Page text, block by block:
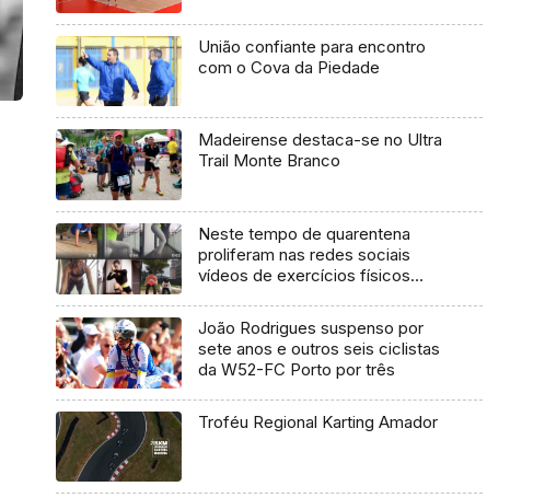
União confiante para encontro
com o Cova da Piedade
Madeirense destaca-se no Ultra
Trail Monte Branco
Neste tempo de quarentena
proliferam nas redes sociais
vídeos de exercícios físicos
João Rodrigues suspenso por
sete anos e outros seis ciclistas
da W52-FC Porto por três
Troféu Regional Karting Amador